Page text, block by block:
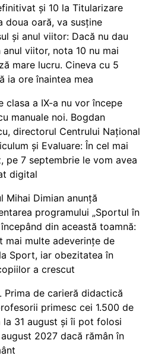
și 10 la Titularizare
doua oară, va susține
și anul viitor: Dacă nu dau
anul viitor, nota 10 nu mai
mare lucru. Cineva cu 5
ia ore înaintea mea
clasa a IX-a nu vor începe
manuale noi. Bogdan
directorul Centrului Național
și Evaluare: În cel mai
pe 7 septembrie le vom avea
digital
Mihai Dimian anunță
programului „Sportul în
începând din această toamnă:
mai multe adeverințe de
Sport, iar obezitatea în
a crescut
Prima de carieră didactică
primesc cei 1.500 de
la 31 august și îi pot folosi
2027 dacă rămân în